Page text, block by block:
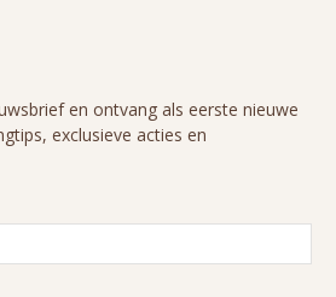
en ontvang als eerste nieuwe
exclusieve acties en